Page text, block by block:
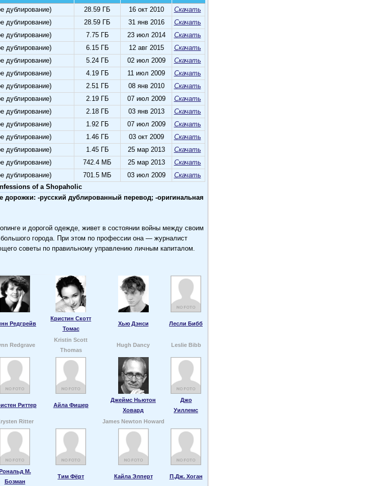
дублирование) 28.59 ГБ 16 окт 2010
Скачать
дублирование) 28.59 ГБ 31 янв 2016
Скачать
дублирование) 7.75 ГБ 23 июл 2014
Скачать
дублирование) 6.15 ГБ 12 авг 2015
Скачать
дублирование) 5.24 ГБ 02 июл 2009
Скачать
дублирование) 4.19 ГБ 11 июл 2009
Скачать
дублирование) 2.51 ГБ 08 янв 2010
Скачать
дублирование) 2.19 ГБ 07 июл 2009
Скачать
дублирование) 2.18 ГБ 03 янв 2013
Скачать
дублирование) 1.92 ГБ 07 июл 2009
Скачать
дублирование) 1.46 ГБ 03 окт 2009
Скачать
дублирование) 1.45 ГБ 25 мар 2013
Скачать
дублирование) 742.4 МБ 25 мар 2013
Скачать
дублирование) 701.5 МБ 03 июл 2009
Скачать
of a Shopaholic
-русский дублированный перевод; -оригинальная
и дорогой одежде, живет в состоянии войны между своим
города. При этом по профессии она — журналист
советы по правильному управлению личным капиталом.
Редгрейв
Кристин Скотт
Томас
Хью Дэнси Лесли Бибб
Redgrave
Kristin Scott
Thomas
Hugh Dancy Leslie Bibb
Риттер Айла Фишер
Джеймс Ньютон
Ховард
Джо
Уиллемс
Ritter
James Newton Howard
М.
Бозман
Тим Фёрт Кайла Элперт П.Дж. Хоган